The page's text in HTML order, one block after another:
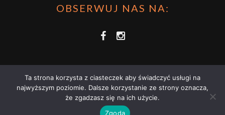
OBSERWUJ NAS NA:
COPRZECZYTAĆ.PL 2021 | STRONA WYKORZYSTUJE PLIKI COOKIES |
POLITYKĄ PRYWATNOŚCI
Ta strona korzysta z ciasteczek aby świadczyć usługi na
najwyższym poziomie. Dalsze korzystanie ze strony oznacza,
że zgadzasz się na ich użycie.
Zgoda